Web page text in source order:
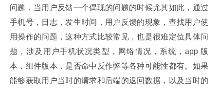
问题，当用户反馈一个偶现的问题的时候尤其如此，通过
手机号，日志，发生时间，用户反馈的现象，查找用户使
用操作的问题，这种方式比较常见，也是很难定位具体问
题，涉及用户手机状况类型，网络情况，系统，app 版
本，组件版本，是否命中反作弊等各种可能性都有。如果
能够获取用户当时的请求和后端的返回数据，以及当时的